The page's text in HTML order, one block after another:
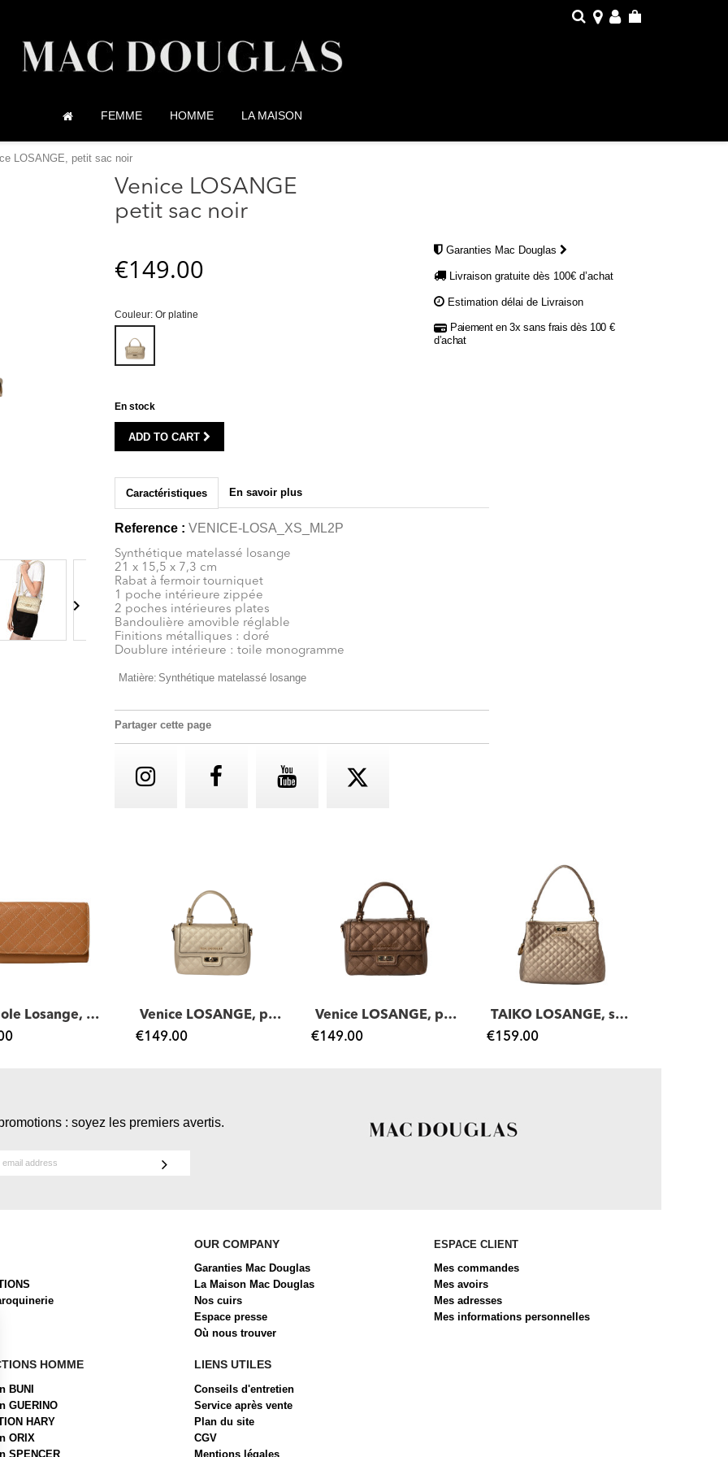
FEMME HOMME LA MAISON
LOSANGE, petit sac noir

Venice LOSANGE
petit sac noir
€149.00
Couleur: Or platine
En stock
ADD TO CART
Garanties Mac Douglas
Livraison gratuite dès 100€ d’achat
Estimation délai de Livraison
Paiement en 3x sans frais dès 100 €
d’achat
Caractéristiques En savoir plus
Reference : VENICE-LOSA_XS_ML2P
Synthétique matelassé losange
21 x 15,5 x 7,3 cm
Rabat à fermoir tourniquet
1 poche intérieure zippée
2 poches intérieures plates
Bandoulière amovible réglable
Finitions métalliques : doré
Doublure intérieure : toile monogramme
Matière: Synthétique matelassé losange
Partager cette page
Gondole Losange, portefeuille compagnon...
Venice LOSANGE, petit sac noir
€149.00
Venice LOSANGE, petit sac
€149.00
TAIKO LOSANGE, sac porté épaule bronze mat
€159.00
: soyez les premiers avertis.
OUR COMPANY
Garanties Mac Douglas
La Maison Mac Douglas
Nos cuirs
Espace presse
Où nous trouver
ESPACE CLIENT
Mes commandes
Mes avoirs
Mes adresses
Mes informations personnelles
HOMME
BUNI
GUERINO
HARY
ORIX
SPENCER
LIENS UTILES
Conseils d'entretien
Service après vente
Plan du site
CGV
Mentions légales